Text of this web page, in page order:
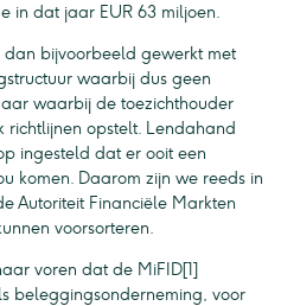
in dat jaar EUR 63 miljoen.
dan bijvoorbeeld gewerkt met
waarbij dus geen
waarbij de toezichthouder
richtlijnen opstelt. Lendahand
ingesteld dat er ooit een
komen. Daarom zijn we reeds in
Autoriteit Financiële Markten
voorsorteren.
voren dat de MiFID[1]
beleggingsonderneming, voor